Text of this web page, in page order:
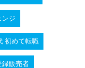
ンジ
初めて転職
録販売者